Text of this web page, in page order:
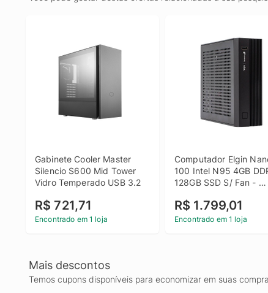
Gabinete Cooler Master
Silencio S600 Mid Tower
Vidro Temperado USB 3.2
R$ 721,71
Encontrado em 1 loja
Computador Elgin
100 Intel N95 4GB
128GB SSD S/ Fan -
R$ 1.799,01
Encontrado em 1 loja
Mais descontos
Temos cupons disponíveis para economizar em suas